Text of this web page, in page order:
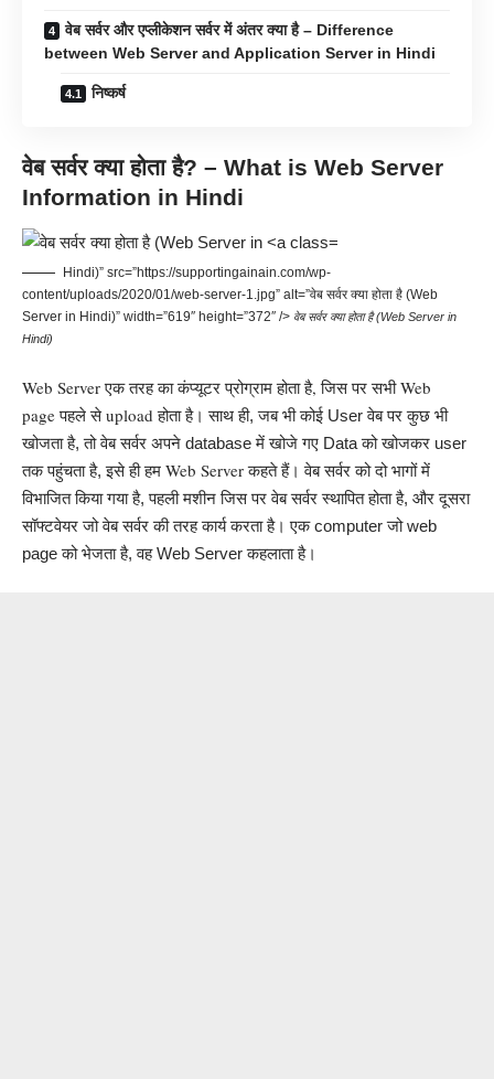
वेब सर्वर और एप्लीकेशन सर्वर में अंतर क्या है – Difference
between Web Server and Application Server in Hindi
निष्कर्ष
वेब सर्वरक्या होता है? – What is Web Server
Information in Hindi
Hindi)” src=”https://supportingainain.com/wp-
content/uploads/2020/01/web-server-1.jpg” alt=”वेब सर्वर क्या होता है (Web
Server in Hindi)” width=”619″ height=”372″ /> वेब सर्वर क्या होता है (Web Server in
Hindi)
Web Server एक तरह का कंप्यूटर प्रोग्राम होता है, जिस पर सभी Web
page पहले से upload होता है। साथ ही, जब भी कोई User वेब पर कुछ भी
खोजता है, तो वेब सर्वर अपने databaseमें खोजे गए Data को खोजकर user
तक पहुंचता है, इसे ही हम Web Serverकहते हैं। वेब सर्वर को दो भागों में
विभाजित किया गया है, पहली मशीन जिस पर वेब सर्वर स्थापित होता है, और दूसरा
सॉफ्टवेयर जो वेब सर्वर की तरह कार्य करता है।एकcomputerजो web
page को भेजता है, वह Web Server कहलाता है।